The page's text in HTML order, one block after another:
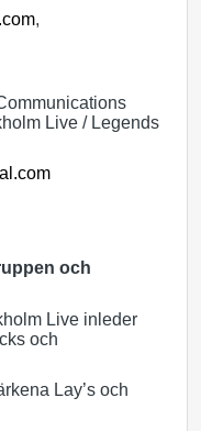
,
Live / Legends
och
Live inleder
och
Lay’s och